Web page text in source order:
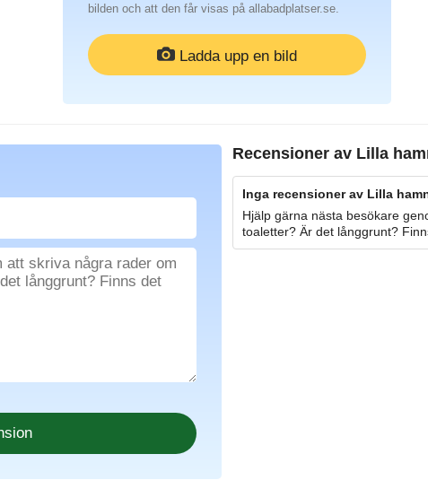
bilden och att den får visas på allabadplatser.se.
Ladda upp en bild
Recensioner av Lilla
Inga recensioner av Lilla
Hjälp gärna nästa besökare
toaletter? Är det långgrunt?